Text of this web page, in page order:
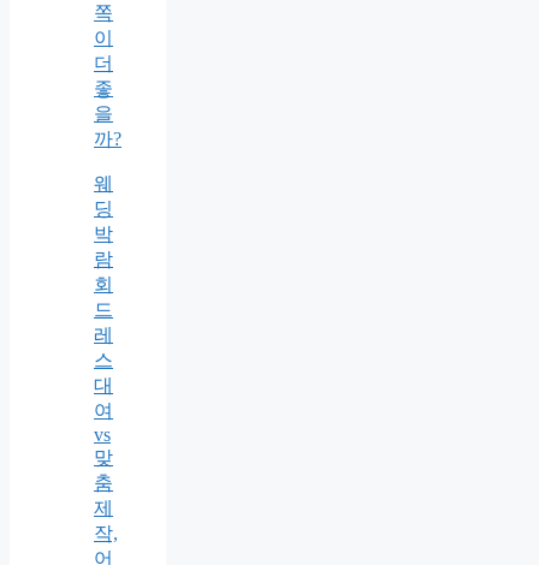
쪽
이
더
좋
을
까?
웨
딩
박
람
회
드
레
스
대
여
vs
맞
춤
제
작,
어